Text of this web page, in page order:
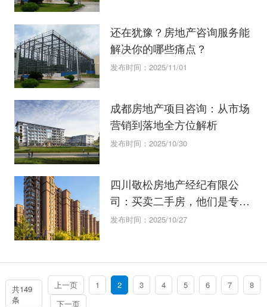
还在犹豫？房地产咨询服务能
解决你的哪些痛点？
发布时间：2025/11/01
成都房地产项目咨询：从市场
营销到落地全方位解析
发布时间：2025/10/30
四川敬松房地产经纪有限公
司：买卖二手房，他们是专业
的顾问
发布时间：2025/10/27
共149
条
上一页 1 2 3 4 5 6 7
8
下一页